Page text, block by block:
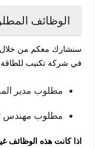
الوظائف
سنشارك معكم من خلال
في شركة تكنيب
مطلوب مدير
مطلوب مهندس
اذا كانت هذه الوظائف